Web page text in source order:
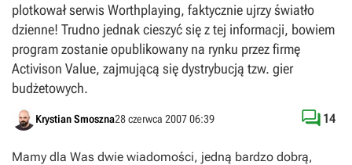
plotkował serwis Worthplaying, faktycznie ujrzy światło
dzienne! Trudno jednak cieszyć się z tej informacji, bowiem
program zostanie opublikowany na rynku przez firmę
Activison Value, zajmującą się dystrybucją tzw. gier
budżetowych.
Krystian Smoszna28 czerwca 2007 06:39  14
Mamy dla Was dwie wiadomości, jedną bardzo dobrą,